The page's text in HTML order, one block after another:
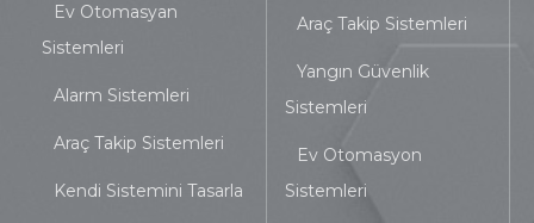
Ev Otomasyan
Sistemleri
Alarm Sistemleri
Araç Takip Sistemleri
Kendi Sistemini Tasarla
Araç Takip Sistemleri
Yangın Güvenlik
Sistemleri
Ev Otomasyon
Sistemleri